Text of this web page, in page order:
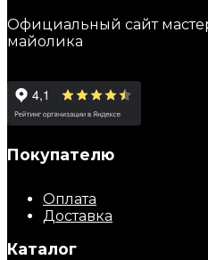
Официальный сайт
майолика
Покупателю
Оплата
Доставка
Каталог